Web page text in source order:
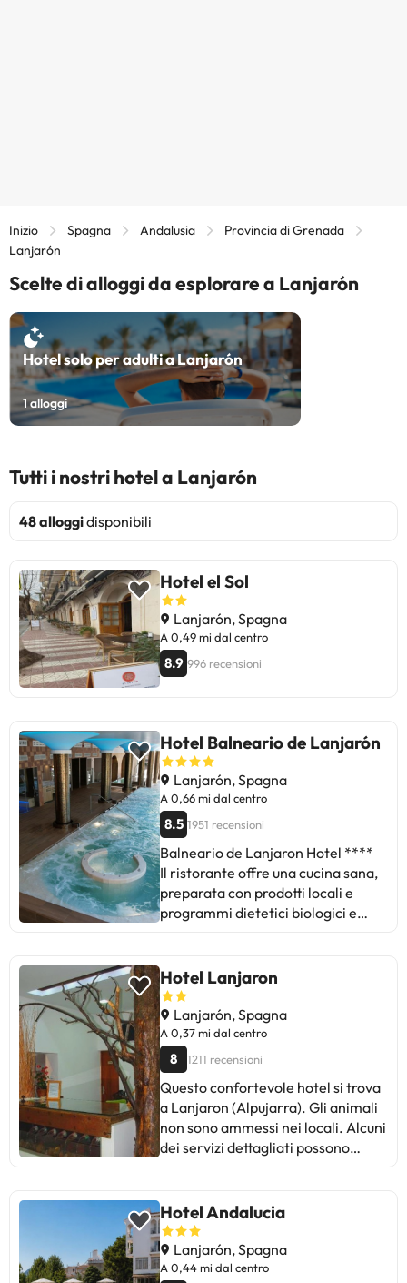
Inizio Spagna Andalusia
Provincia di Grenada
Lanjarón
Scelte di alloggi da esplorare a Lanjarón
Hotel solo per adulti a Lanjarón
1alloggi
Tutti i nostri hotel a Lanjarón
48 alloggidisponibili
Hotel el Sol
Lanjarón, Spagna
A 0,49 mi dal centro
8.9 996 recensioni
Hotel Balneario de Lanjarón
Lanjarón, Spagna
A 0,66 mi dal centro
8.5 1951 recensioni
Balneario de Lanjaron Hotel ****
Il ristorante offre una cucina sana,
preparata con prodotti locali e
programmi dietetici biologici e
salutare. Alcuni dei servizi elencati
potrebbero essere extra da pagare
in hotel. Puoi controllare le loro
tariffe una volta lì. Queste
informazioni sono soggette a
Hotel Lanjaron
Lanjarón, Spagna
A 0,37 mi dal centro
8 1211 recensioni
Questo confortevole hotel si trova
a Lanjaron (Alpujarra). Gli animali
non sono ammessi nei locali. Alcuni
dei servizi dettagliati possono
stabilimento. La struttura ricettiva
può modificare il modo in cui offre il
proprio servizio di ristorazione in
base alle esigenze. Queste
Hotel Andalucia
Lanjarón, Spagna
A 0,44 mi dal centro